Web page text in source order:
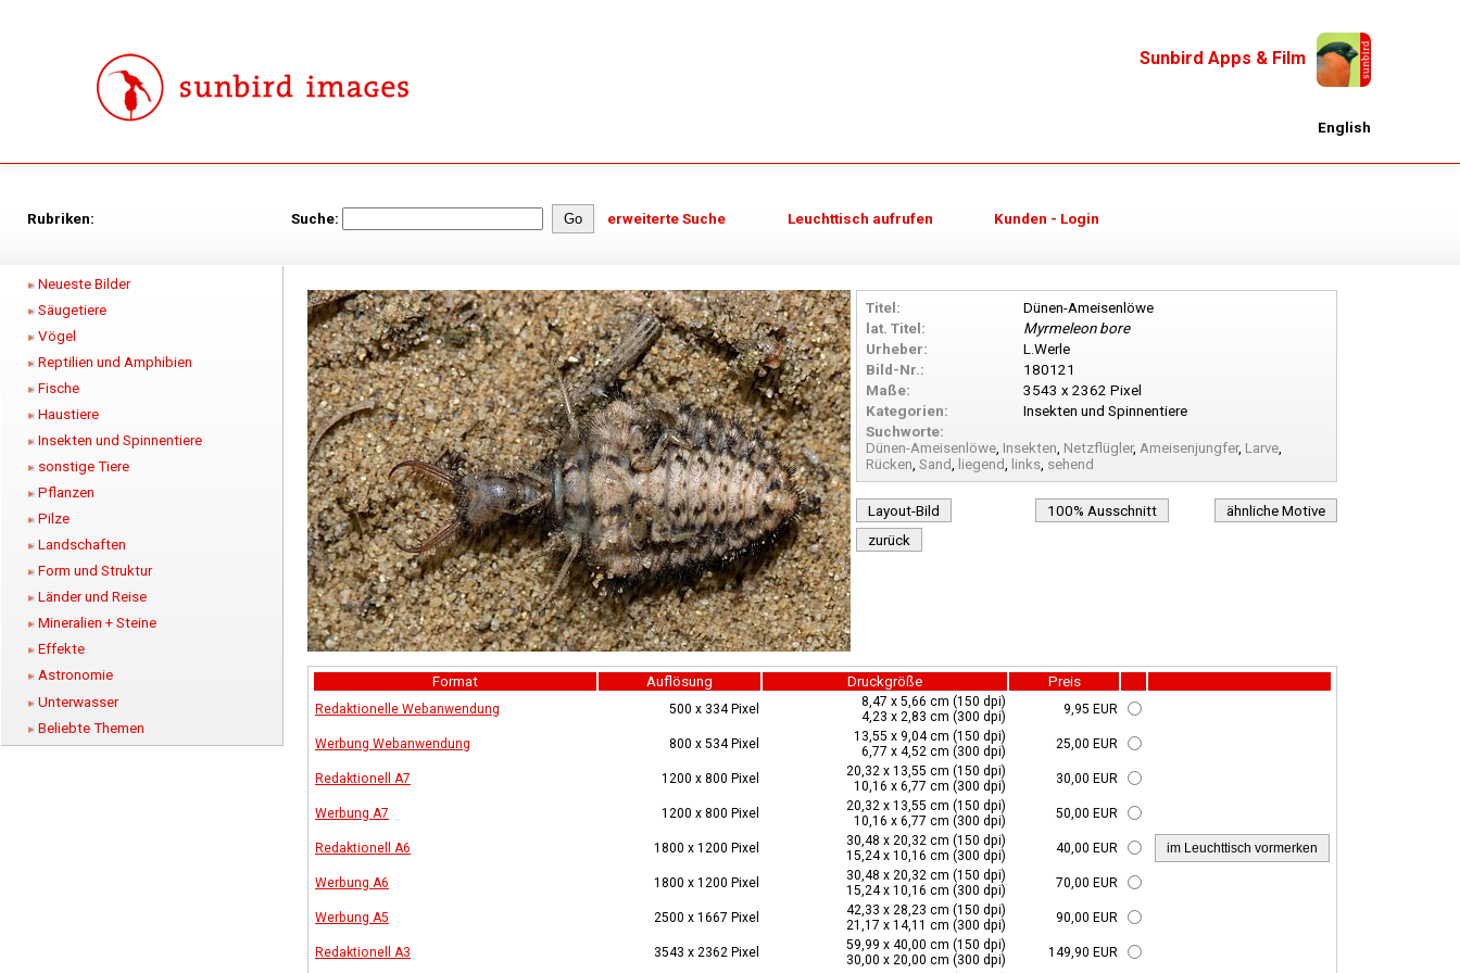
Sunbird Apps & Film
English
Rubriken: Suche: erweiterte Suche Leuchttisch aufrufen Kunden - Login
Neueste Bilder
Säugetiere
Vögel
Reptilien und Amphibien
Fische
Haustiere
Insekten und Spinnentiere
sonstige Tiere
Pflanzen
Pilze
Landschaften
Form und Struktur
Länder und Reise
Mineralien + Steine
Effekte
Astronomie
Unterwasser
Beliebte Themen
Titel:
Dünen-Ameisenlöwe
lat. Titel:
Myrmeleon bore
Urheber:
L.Werle
Bild-Nr.:
180121
Maße:
3543 x 2362 Pixel
Kategorien:
Insekten und Spinnentiere
Suchworte:
Dünen-Ameisenlöwe, Insekten, Netzflügler, Ameisenjungfer, Larve,
Rücken, Sand, liegend, links, sehend
Layout-Bild 100% Ausschnitt
ähnliche Motive
zurück
Format Auflösung Druckgröße Preis
Redaktionelle Webanwendung 500 x 334 Pixel
8,47 x 5,66 cm (150 dpi)
4,23 x 2,83 cm (300 dpi)
9,95 EUR
Werbung Webanwendung 800 x 534 Pixel
13,55 x 9,04 cm (150 dpi)
6,77 x 4,52 cm (300 dpi)
25,00 EUR
Redaktionell A7 1200 x 800 Pixel
20,32 x 13,55 cm (150 dpi)
10,16 x 6,77 cm (300 dpi)
30,00 EUR
Werbung A7 1200 x 800 Pixel
20,32 x 13,55 cm (150 dpi)
10,16 x 6,77 cm (300 dpi)
50,00 EUR
Redaktionell A6 1800 x 1200 Pixel
30,48 x 20,32 cm (150 dpi)
15,24 x 10,16 cm (300 dpi)
40,00 EUR
Werbung A6 1800 x 1200 Pixel
30,48 x 20,32 cm (150 dpi)
15,24 x 10,16 cm (300 dpi)
70,00 EUR
Werbung A5 2500 x 1667 Pixel
42,33 x 28,23 cm (150 dpi)
21,17 x 14,11 cm (300 dpi)
90,00 EUR
Redaktionell A3 3543 x 2362 Pixel
59,99 x 40,00 cm (150 dpi)
30,00 x 20,00 cm (300 dpi)
149,90 EUR